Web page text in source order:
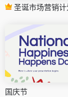
圣诞市场营销计
国庆节